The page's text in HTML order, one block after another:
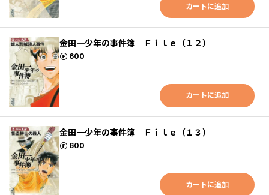
カートに追加
金田一少年の事件簿 Ｆｉｌｅ（１２）
600
ポイント
カートに追加
金田一少年の事件簿 Ｆｉｌｅ（１３）
600
ポイント
カートに追加